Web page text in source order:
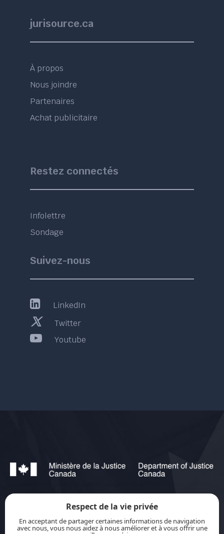
jurisource.ca
À propos
Nous joindre
Partenaires
Achat publicitaire
Restez connectés
Infolettre
Sondage
Suivez-nous
LinkedIn
Twitter
Youtube
jurisource.ca est financé par le ministère de la
Justice du Canada dans le cadre duPlan
Respect de la vie privée
En acceptant de partager certaines informations de navigation
avec nous, vous nous aidez à nous améliorer et à vous offrir une